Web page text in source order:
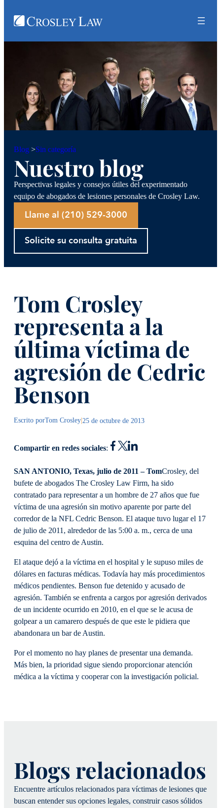
Blog >Sin categoría
Nuestro blog
Perspectivas legales y consejos útiles del experimentado
equipo de abogados de lesiones personales de Crosley Law.
Llame al (210) 529-3000
Solicite su consulta gratuita
Tom Crosley
representa a la
última víctima de
agresión de Cedric
Benson
Escrito porTom Crosley|25 de octubre de 2013
Compartir en redes sociales:
SAN ANTONIO, Texas, julio de 2011 – TomCrosley, del
bufete de abogados The Crosley Law Firm, ha sido
contratado para representar a un hombre de 27 años que fue
víctima de una agresión sin motivo aparente por parte del
corredor de la NFL Cedric Benson. El ataque tuvo lugar el 17
de julio de 2011, alrededor de las 5:00 a. m., cerca de una
esquina del centro de Austin.
El ataque dejó a la víctima en el hospital y le supuso miles de
dólares en facturas médicas. Todavía hay más procedimientos
médicos pendientes. Benson fue detenido y acusado de
agresión. También se enfrenta a cargos por agresión derivados
de un incidente ocurrido en 2010, en el que se le acusa de
golpear a un camarero después de que este le pidiera que
abandonara un bar de Austin.
Por el momento no hay planes de presentar una demanda.
Más bien, la prioridad sigue siendo proporcionar atención
médica a la víctima y cooperar con la investigación policial.
Blogs relacionados
Encuentre artículos relacionados para víctimas de lesiones que
buscan entender sus opciones legales, construir casos sólidos